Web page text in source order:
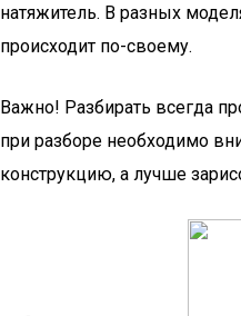
натяжитель. В разных
происходит по-своему.
Важно! Разбирать всегда
при разборе необходимо
конструкцию, а лучше